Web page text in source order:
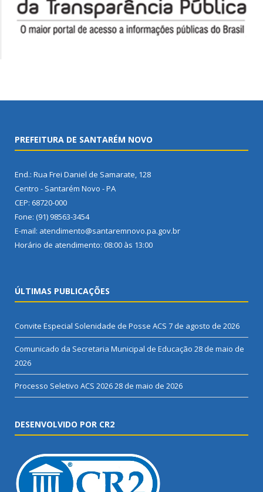
PREFEITURA DE SANTARÉM NOVO
End.: Rua Frei Daniel de Samarate, 128
Centro - Santarém Novo - PA
CEP: 68720-000
Fone: (91) 98563-3454
E-mail: atendimento@santaremnovo.pa.gov.br
Horário de atendimento: 08:00 às 13:00
ÚLTIMAS PUBLICAÇÕES
Convite Especial Solenidade de Posse ACS 7 de agosto de 2026
Comunicado da Secretaria Municipal de Educação 28 de maio de
2026
Processo Seletivo ACS 202628 de maio de 2026
DESENVOLVIDO POR CR2